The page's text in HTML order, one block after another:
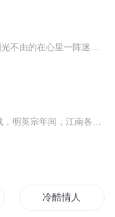
冷酷情人